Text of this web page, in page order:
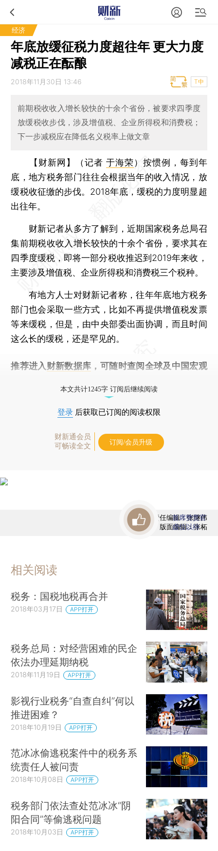
经济
年底放缓征税力度超往年 更大力度
减税正在酝酿
2018年11月30日 13:46 T中
前期税收收入增长较快的十余个省份，被要求四季度
放缓税收步伐，涉及增值税、企业所得税和消费税；
下一步减税应在降低名义税率上做文章
【财新网】（记者 于海荣） 按惯例，每到年
底，地方税务部门往往会根据当年的收入情况，放
缓税收征缴的步伐。2018年底，缓税的力度明显超
出往年。
财新记者从多方了解到，近期国家税务总局召
集前期税收收入增长较快的十余个省份，要求其在
四季度缓税，即将一部分税收推迟到2019年来收，
主要涉及增值税、企业所得税和消费税三个税种。
有地方人士对财新记者称，往年年底地方税务
部门也会采取一些方式，比如不再提供增值税发票
等来缓税，但是，由中央部委出面协调，而且时间
这么长的缓税，还是罕见的。
推荐进入 财新数据库 ，可随时查阅全球及中国宏观
本文共计1245字 订阅后继续阅读
登录 后获取已订阅的阅读权限
财新通会员
可畅读全文
订阅/会员升级
责任编辑：张继伟
版面编辑：张柘
首席赞赏官
虚位以待
相关阅读
税务：国税地税再合并
2018年03月17日 APP打开
税务总局：对经营困难的民企
依法办理延期纳税
2018年11月19日 APP打开
影视行业税务“自查自纠”何以
推进困难？
2018年10月19日 APP打开
范冰冰偷逃税案件中的税务系
统责任人被问责
2018年10月08日 APP打开
税务部门依法查处范冰冰“阴
阳合同”等偷逃税问题
2018年10月03日 APP打开